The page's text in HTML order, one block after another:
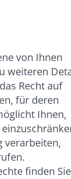
von Ihnen
weiteren
Recht auf
für deren
Ihnen,
verarbeiten,
finden